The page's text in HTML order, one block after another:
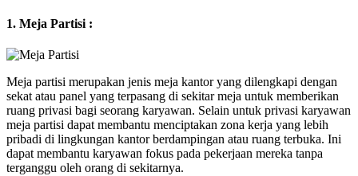
1. Meja Partisi :
Meja partisi merupakan jenis meja kantor yang dilengkapi dengan
sekat atau panel yang terpasang di sekitar meja untuk memberikan
ruang privasi bagi seorang karyawan. Selain untuk privasi karyawan
meja partisi dapat membantu menciptakan zona kerja yang lebih
pribadi di lingkungan kantor berdampingan atau ruang terbuka. Ini
dapat membantu karyawan fokus pada pekerjaan mereka tanpa
terganggu oleh orang di sekitarnya.